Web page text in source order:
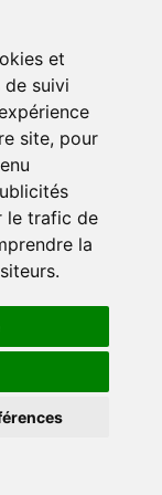
et
suivi
site, pour
le trafic de
la